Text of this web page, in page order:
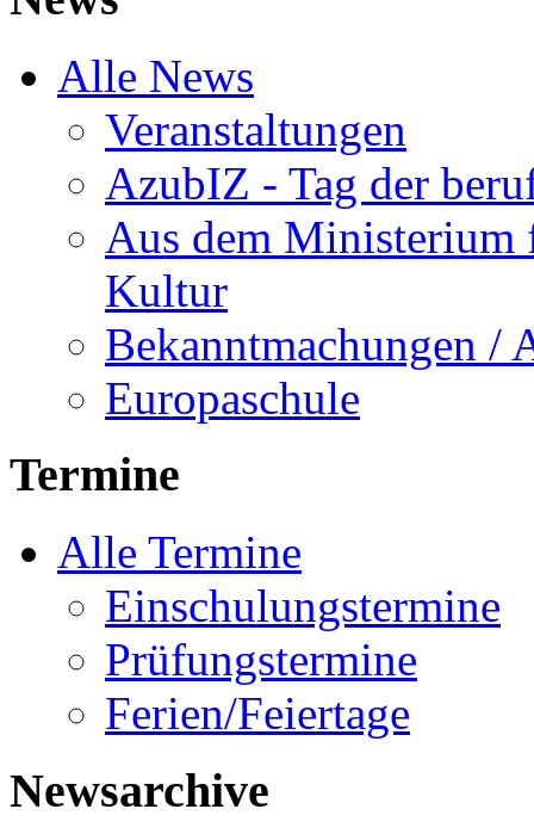
Alle News
Veranstaltungen
AzubIZ - Tag der
Aus dem Ministerium
Kultur
Bekanntmachungen /
Europaschule
Termine
Alle Termine
Einschulungstermine
Prüfungstermine
Ferien/Feiertage
Newsarchive